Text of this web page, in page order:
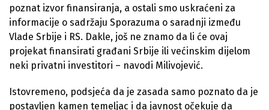
poznat izvor finansiranja, a ostali smo uskraćeni za
informacije o sadržaju Sporazuma o saradnji između
Vlade Srbije i RS. Dakle, još ne znamo da li će ovaj
projekat finansirati građani Srbije ili većinskim dijelom
neki privatni investitori – navodi Milivojević.
Istovremeno, podsjeća da je zasada samo poznato da je
postavljen kamen temeljac i da javnost očekuje da